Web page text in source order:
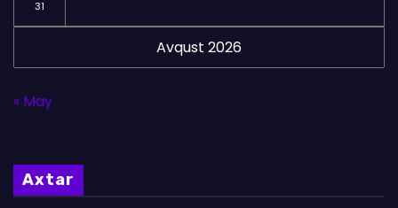
Avqust 2026
31
« May
Axtar